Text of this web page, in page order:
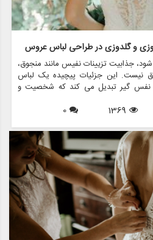
و گلدوزی در طراحی لباس عروس
جذابیت تزیینات نفیس مانند منجوق،
نیست. این جزئیات پیچیده یک لباس
نفس گیر تبدیل می کند که شخصیت و
این مقاله، دنیای فریبنده تزیینات در
کرد و اهمیت، تکنیک ها و نحوه
1369
0